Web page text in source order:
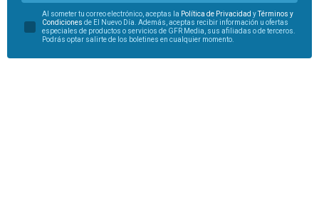
Al someter tu correo electrónico, aceptas la Política de Privacidad yTérminos y
Condiciones de El Nuevo Día. Además, aceptas recibir información u ofertas
especiales de productos o servicios de GFR Media, sus afiliadas o de terceros.
Podrás optar salirte de los boletines en cualquier momento.